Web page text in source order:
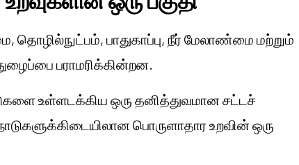
பாதுகாப்பு, நீர் மேலாண்மை மற்றும்
பராமரிக்கின்றன.
உள்ளடக்கிய ஒரு தனித்துவமான சட்டச்
பொருளாதார உறவின் ஒரு